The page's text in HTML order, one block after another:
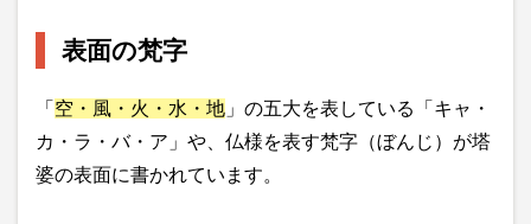
表面の梵字
「 空・風・火・水・地 」の五大を表している「キャ・
カ・ラ・バ・ア」や、仏様を表す梵字（ぼんじ）が塔
婆の表面に書かれています。